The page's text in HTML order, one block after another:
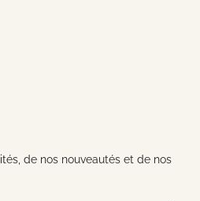
de nos nouveautés et de nos